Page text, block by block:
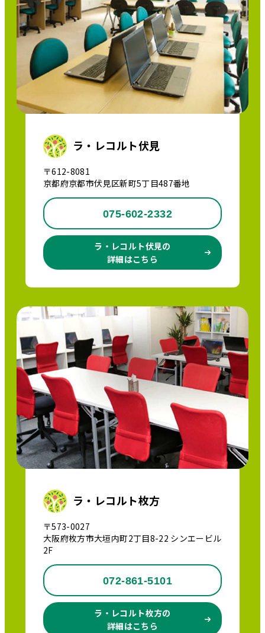
ラ・レコルト伏見
〒612-8081
京都府京都市伏見区新町5丁目487番地
075-602-2332
ラ・レコルト伏見の
詳細はこちら
ラ・レコルト枚方
〒573-0027
大阪府枚方市大垣内町2丁目8-22 シンエービル
2F
072-861-5101
ラ・レコルト枚方の
詳細はこちら